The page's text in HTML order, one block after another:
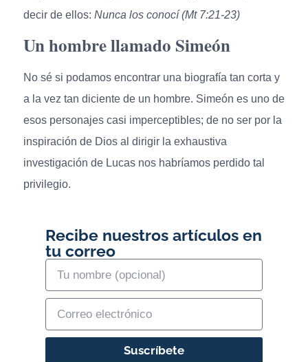
decir de ellos: Nunca los conocí (Mt 7:21-23)
Un hombre llamado Simeón
No sé si podamos encontrar una biografía tan corta y
a la vez tan diciente de un hombre. Simeón es uno de
esos personajes casi imperceptibles; de no ser por la
inspiración de Dios al dirigir la exhaustiva
investigación de Lucas nos habríamos perdido tal
privilegio.
Recibe nuestros artículos en
tu correo
Suscríbete